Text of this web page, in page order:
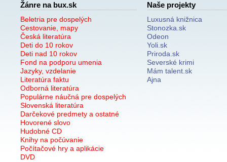
Žánre na bux.sk
Beletria pre dospelých
Cestovanie, mapy
Česká literatúra
Deti do 10 rokov
Deti nad 10 rokov
Fond na podporu umenia
Jazyky, vzdelanie
Literatúra faktu
Odborná literatúra
Populárne náučná pre dospelých
Slovenská literatúra
Darčekové predmety a ostatné
Hovorené slovo
Hudobné CD
Knihy na počúvanie
Počítačové hry a aplikácie
DVD
Naše projekty
Luxusná knižnica
Stonozka.sk
Odeon
Yoli.sk
Priroda.sk
Severské krimi
Mám talent.sk
Ajna